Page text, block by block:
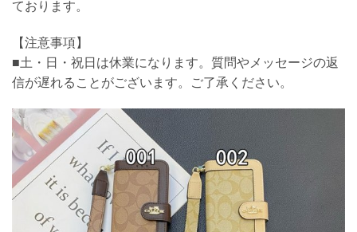
ております。
【注意事項】
■土・日・祝日は休業になります。質問やメッセージの返
信が遅れることがございます。ご了承ください。